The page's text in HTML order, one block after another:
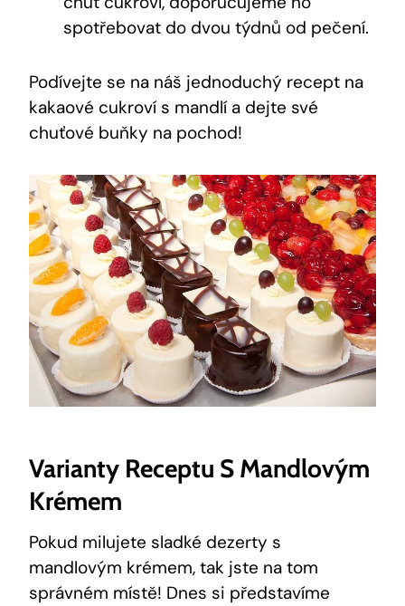
⁤spotřebovat do dvou týdnů od⁣ pečení.
Podívejte se‌ na náš jednoduchý recept na
kakaové cukroví s mandlí a dejte⁢ své
chuťové buňky na pochod!
Varianty⁣ Receptu S Mandlovým
Krémem
Pokud ⁤milujete sladké dezerty s ​
mandlovým krémem, tak jste na tom
správném ​místě! Dnes ⁣si představíme